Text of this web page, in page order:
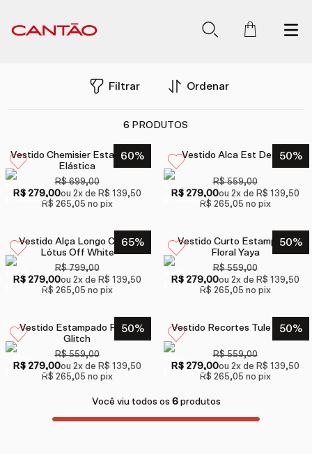
Filtrar Ordenar
6 PRODUTOS
60%
Vestido Chemisier Estampado
Elástica
R$ 699,00
R$ 279,00ou 2x de R$ 139,50
R$ 265,05 no pix
50%
Vestido Alca Est Desvio
R$ 559,00
R$ 279,00ou 2x de R$ 139,50
R$ 265,05 no pix
65%
Vestido Alça Longo Crepe
Lótus Off White
R$ 799,00
R$ 279,00ou 2x de R$ 139,50
R$ 265,05 no pix
50%
Vestido Curto Estampado
Floral Yaya
R$ 559,00
R$ 279,00ou 2x de R$ 139,50
R$ 265,05 no pix
50%
Vestido Estampado Floral
Glitch
R$ 559,00
R$ 279,00ou 2x de R$ 139,50
R$ 265,05 no pix
50%
Vestido Recortes Tule Preto
R$ 559,00
R$ 279,00ou 2x de R$ 139,50
R$ 265,05 no pix
Você viu todos os 6produtos